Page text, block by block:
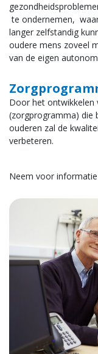
te ondernemen,
langer zelfstandig
oudere mens zoveel
van de eigen
Door het ontwikkelen
(zorgprogramma) die
ouderen zal de
verbeteren.
Neem voor